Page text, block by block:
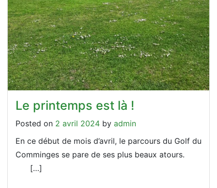
Le printemps est là !
Posted on 2 avril 2024 by admin
En ce début de mois d’avril, le parcours du Golf du
Comminges se pare de ses plus beaux atours.
[…]